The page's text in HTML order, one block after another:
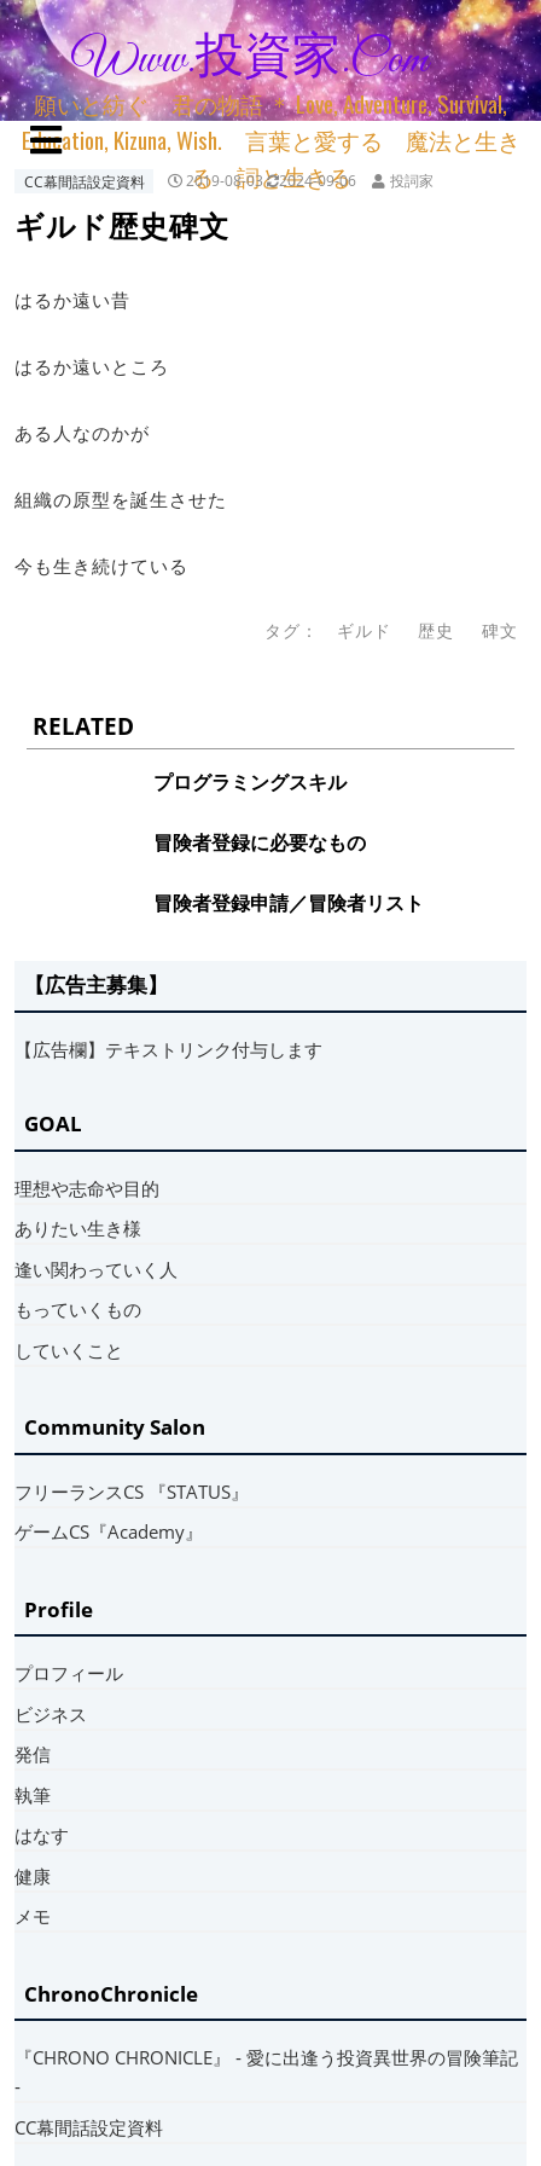
Www.投資家.com
願いと紡ぐ 君の物語 ＊ Love, Adventure, Survival,
Education, Kizuna, Wish. 言葉と愛する 魔法と生き
る 詞と生きる
CC幕間話設定資料 2019-08-03 2024-09-06 投詞家
ギルド歴史碑文
はるか遠い昔
はるか遠いところ
ある人なのかが
組織の原型を誕生させた
今も生き続けている
タグ： ギルド 歴史 碑文
RELATED
プログラミングスキル
冒険者登録に必要なもの
冒険者登録申請／冒険者リスト
【広告主募集】
【広告欄】テキストリンク付与します
GOAL
理想や志命や目的
ありたい生き様
逢い関わっていく人
もっていくもの
していくこと
Community Salon
フリーランスCS 『STATUS』
ゲームCS『Academy』
Profile
プロフィール
ビジネス
発信
執筆
はなす
健康
メモ
ChronoChronicle
『CHRONO CHRONICLE』 ‐ 愛に出逢う投資異世界の冒険筆記
‐
CC幕間話設定資料